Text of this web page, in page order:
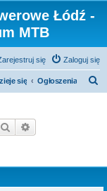
Łódź -
MTB
Zaloguj się
się
się Ogłoszenia
Szukaj